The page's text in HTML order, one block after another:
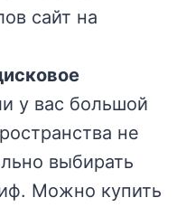
сайт на
у вас большой
не
выбирать
Можно купить